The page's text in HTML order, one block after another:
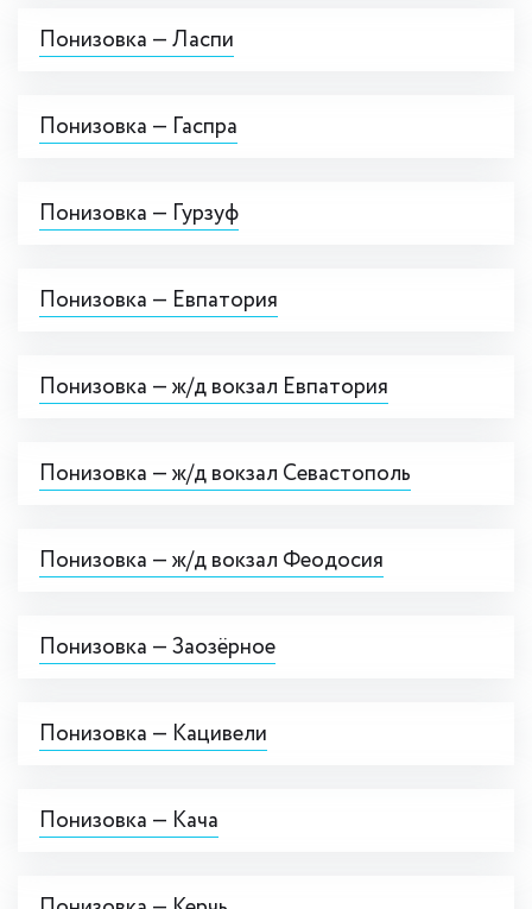
Понизовка — Ласпи
Понизовка — Гаспра
Понизовка — Гурзуф
Понизовка — Евпатория
Понизовка — ж/д вокзал Евпатория
Понизовка — ж/д вокзал Севастополь
Понизовка — ж/д вокзал Феодосия
Понизовка — Заозёрное
Понизовка — Кацивели
Понизовка — Кача